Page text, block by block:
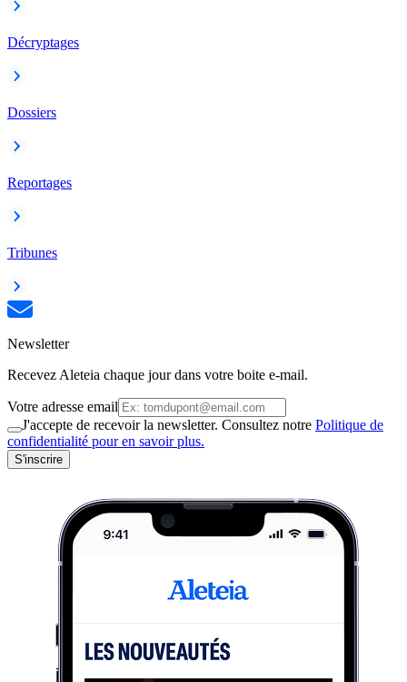
Décryptages
Dossiers
Reportages
Tribunes
Newsletter
Recevez Aleteia chaque jour dans votre boite e-mail.
Votre adresse email
J'accepte de recevoir la newsletter. Consultez notre Politique de
confidentialité pour en savoir plus.
S'inscrire